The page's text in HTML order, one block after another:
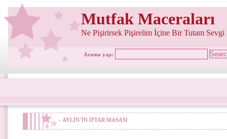
Mutfak Maceraları
Ne Pişirirsek Pişirelim İçine Bir Tutam Sevgi
Arama yap:
« AYLİN’İN İFTAR MASASI